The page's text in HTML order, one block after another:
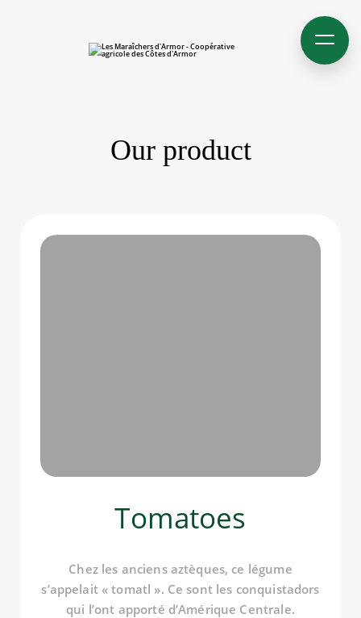
Our product
Tomatoes
Chez les anciens aztèques, ce légume
s’appelait « tomatl ». Ce sont les conquistadors
qui l’ont apporté d’Amérique Centrale.